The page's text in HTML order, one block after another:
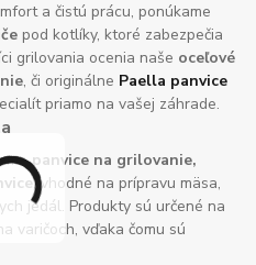
a čistú prácu, ponúkame
pod kotlíky, ktoré zabezpečia
grilovania ocenia naše oceľové
, či originálne Paella panvice
priamo na vašej záhrade.
panvice na grilovanie,
, vhodné na prípravu mäsa,
jedál. Produkty sú určené na
varičoch, vďaka čomu sú